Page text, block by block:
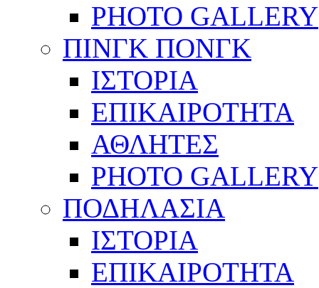
PHOTO GALLERY
ΠΙΝΓΚ ΠΟΝΓΚ
ΙΣΤΟΡΙΑ
ΕΠΙΚΑΙΡΟΤΗΤΑ
ΑΘΛΗΤΕΣ
PHOTO GALLERY
ΠΟΔΗΛΑΣΙΑ
ΙΣΤΟΡΙΑ
ΕΠΙΚΑΙΡΟΤΗΤΑ